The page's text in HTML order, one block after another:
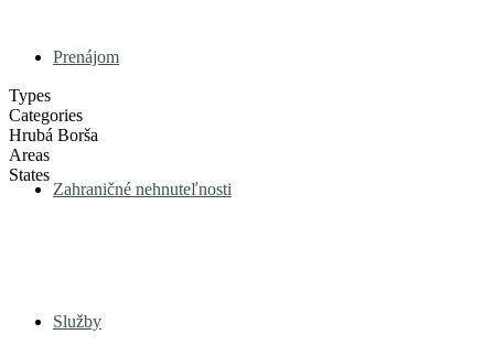
Prenájom
Zahraničné nehnuteľnosti
Služby
Types
Categories
Hrubá Borša
Areas
States